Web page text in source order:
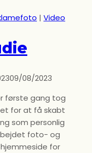
| Video
09/08/2023
første gang tog
for at få skabt
som personlig
foto- og
for